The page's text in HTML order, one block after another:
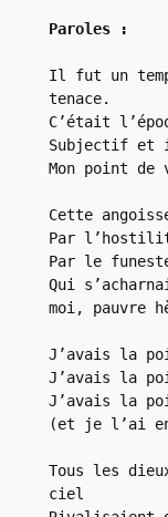
Paroles :
Il fut un
tenace.
C’était
Subjectif et
Mon point de
Cette
Par
Par le
Qui
moi, pauvre
J’avais la
J’avais la
J’avais la
(et je l’ai
Tous les
ciel